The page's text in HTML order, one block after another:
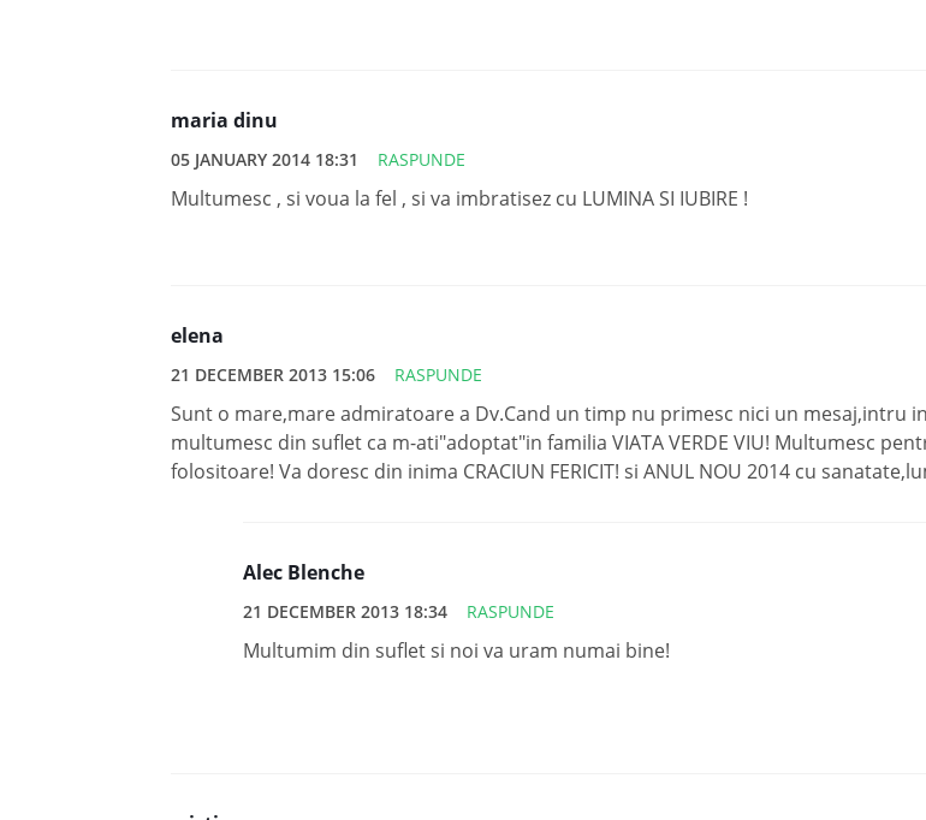
maria dinu
05 JANUARY 2014 18:31 RASPUNDE
Multumesc , si voua la fel , si va imbratisez cu LUMINA SI IUBIRE !
elena
21 DECEMBER 2013 15:06 RASPUNDE
Sunt o mare,mare admiratoare a Dv.Cand un timp nu primesc nici un mesaj,intru
multumesc din suflet ca m-ati"adoptat"in familia VIATA VERDE VIU! Multumesc
folositoare! Va doresc din inima CRACIUN FERICIT! si ANUL NOU 2014 cu
Alec Blenche
21 DECEMBER 2013 18:34 RASPUNDE
Multumim din suflet si noi va uram numai bine!